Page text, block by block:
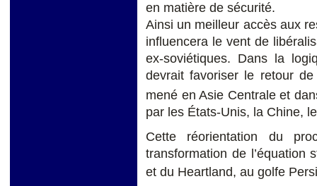
en matière de sécurité.
Ainsi un meilleur accès aux
influencera le vent de
ex-soviétiques. Dans la
devrait favoriser le retour
mené en Asie Centrale et
par les États-Unis, la Chine,
Cette réorientation du
transformation de l’équation
et du Heartland, au golfe